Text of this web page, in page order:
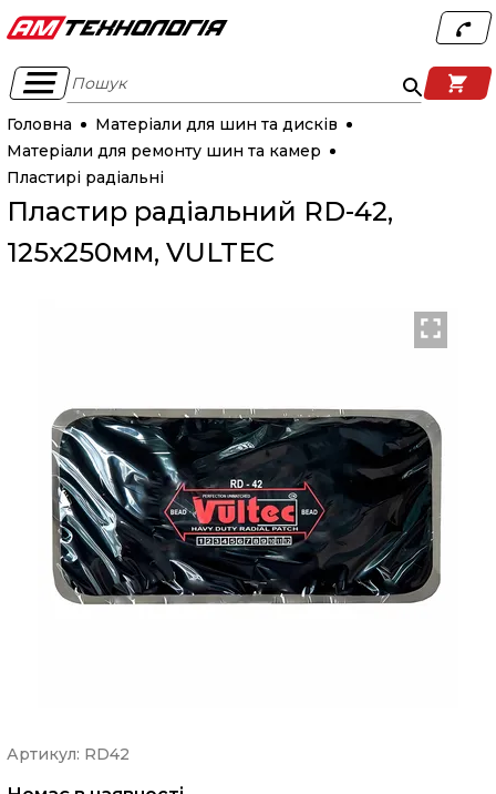
Пошук
Головна
Матеріали для шин та дисків
Матеріали для ремонту шин та камер
Пластирі радіальні
Пластир радіальний RD-42,
125х250мм, VULTEC
Артикул: RD42